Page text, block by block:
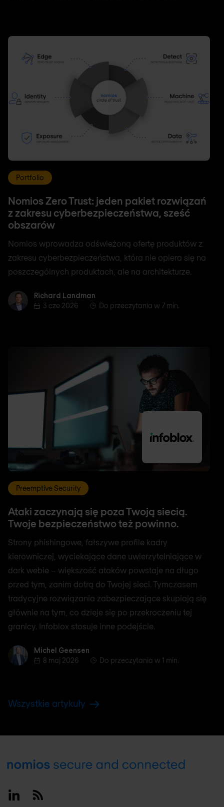
Portfolio
Nomios Zero Trust: jeden pakiet rozwiązań
z zakresu cyberbezpieczeństwa, sześć
obszarów
Nomios wprowadza odświeżoną ofertę produktów z
zakresu cyberbezpieczeństwa, która nie opiera się na
poszczególnych produktach, ale na architekturze.
Richard Landman
Richard Landman
3 cze 2026
Do przeczytania w 7 min.
Preemptive Security
Ataki zaczynają się poza Twoją siecią.
Twoje bezpieczeństwo też powinno.
Strony phishingowe, fałszywe profile kadry
kierowniczej, wyciekające dane uwierzytelniające w
dark webie – większość ataków powstaje na długo
przed tym, zanim dotrą do Twojej sieci. Tymczasem
tradycyjne rozwiązania zabezpieczające skupiają się
głównie na tym, co dzieje się po przekroczeniu tej
granicy. Infoblox stosuje inne podejście.
Michel Geensen
Michel Geensen
8 maj 2026
Do przeczytania w 1 min.
Wszystkie artykuły
Footer
LinkedinRSS